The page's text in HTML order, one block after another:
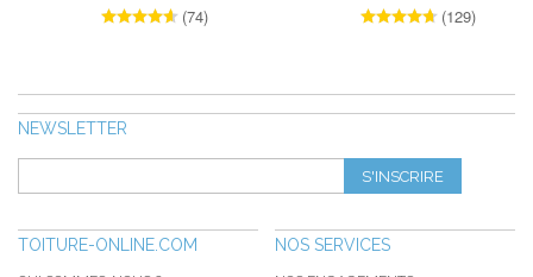
(74)
(129)
NEWSLETTER
S'INSCRIRE
TOITURE-ONLINE.COM NOS SERVICES